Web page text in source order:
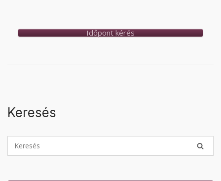
Időpont kérés
Keresés